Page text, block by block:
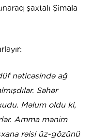
şaxtalı Şimala
nəticəsində ağ
Səhər
Məlum oldu ki,
Amma mənim
rəisi üz-gözünü